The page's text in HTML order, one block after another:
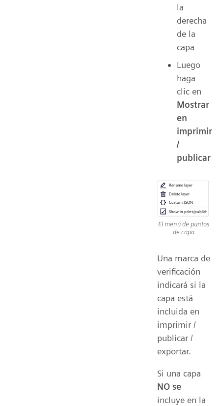
la
derecha
de la
capa
Luego
haga
clic en
Mostrar
en
imprimir
/
publicar
El menú de puntos
de capa
Una marca de
verificación
indicará si la
capa está
incluida en
imprimir /
publicar /
exportar.
Si una capa
NO se
incluye en la